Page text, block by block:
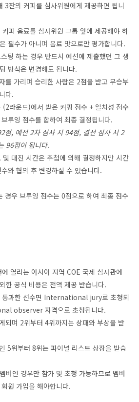
3잔의 커피를 심사위원에게 제공하면 됩니
피 음료를 심사위원 그룹 앞에 제공해야 하
필수가 아니며 음료 맛으로만 평가합니다.
팅 하는 경우 반드시 예선에 제출했던 그 생
방식은 변경해도 됩니다.
를 가리며 승리한 사람은 2점을 받고 무승부
다.
라운드)에서 받은 커핑 점수 + 일치성 점수
루잉 점수를 합하여 최종 결정됩니다.
점, 예선 2차 심사 시 94점, 결선 심사 시 2
96점이 됩니다.
대진 시간은 추첨에 의해 결정하지만 시간
와 협의 후 변경하실 수 있습니다.
경우 브루잉 점수는 0점으로 하여 최종 점수
열리는 아시아 지역 COE 국제 심사관에
한 공식 비용은 전액 제공 받습니다.
통과한 선수면 International jury로 초청되
observer 자격으로 초청됩니다.
되며 2위부터 4위까지는 상패와 부상을 받
5위부터 8위는 파이널 리스트 상장을 받습
버인 경우만 참가 및 초청 가능하므로 멤버
원 가입을 해야합니다.